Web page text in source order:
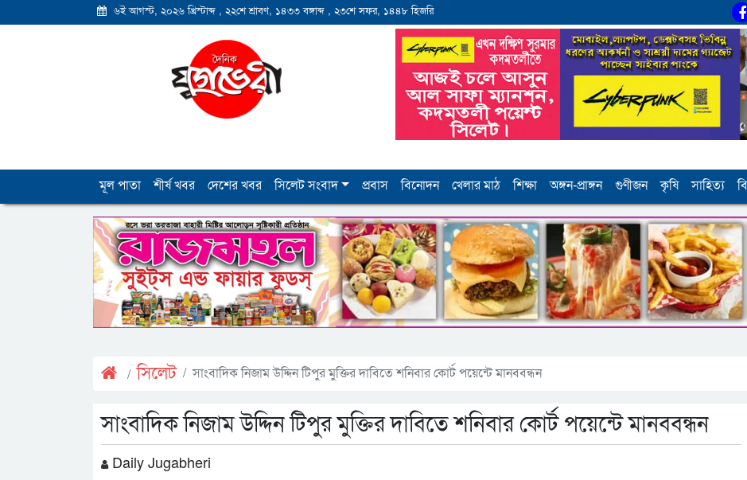
৬ই আগস্ট, ২০২৬ খ্রিস্টাব্দ , ২২শে শ্রাবণ, ১৪৩৩ বঙ্গাব্দ , ২৩শে সফর, ১৪৪৮ হিজরি
মূল পাতা শীর্ষ খবর দেশের খবর সিলেট সংবাদ প্রবাস বিনোদন খেলার মাঠ শিক্ষা অঙ্গন-প্রাঙ্গন গুণীজন কৃষি সাহিত্য
সিলেট সাংবাদিক নিজাম উদ্দিন টিপুর মুক্তির দাবিতে শনিবার কোর্ট পয়েন্টে মানববন্ধন
সাংবাদিক নিজাম উদ্দিন টিপুর মুক্তির দাবিতে শনিবার কোর্ট পয়েন্টে মানববন্ধন
Daily Jugabheri